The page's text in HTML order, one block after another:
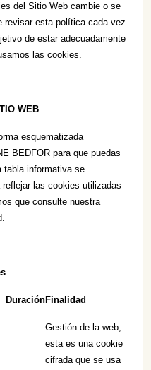
del Sitio Web cambie o se
revisar esta política cada vez
de estar adecuadamente
las cookies.
WEB
esquematizada
BEDFOR para que puedas
tabla informativa se
las cookies utilizadas
que consulte nuestra
DuraciónFinalidad
Gestión de la web,
esta es una cookie
cifrada que se usa